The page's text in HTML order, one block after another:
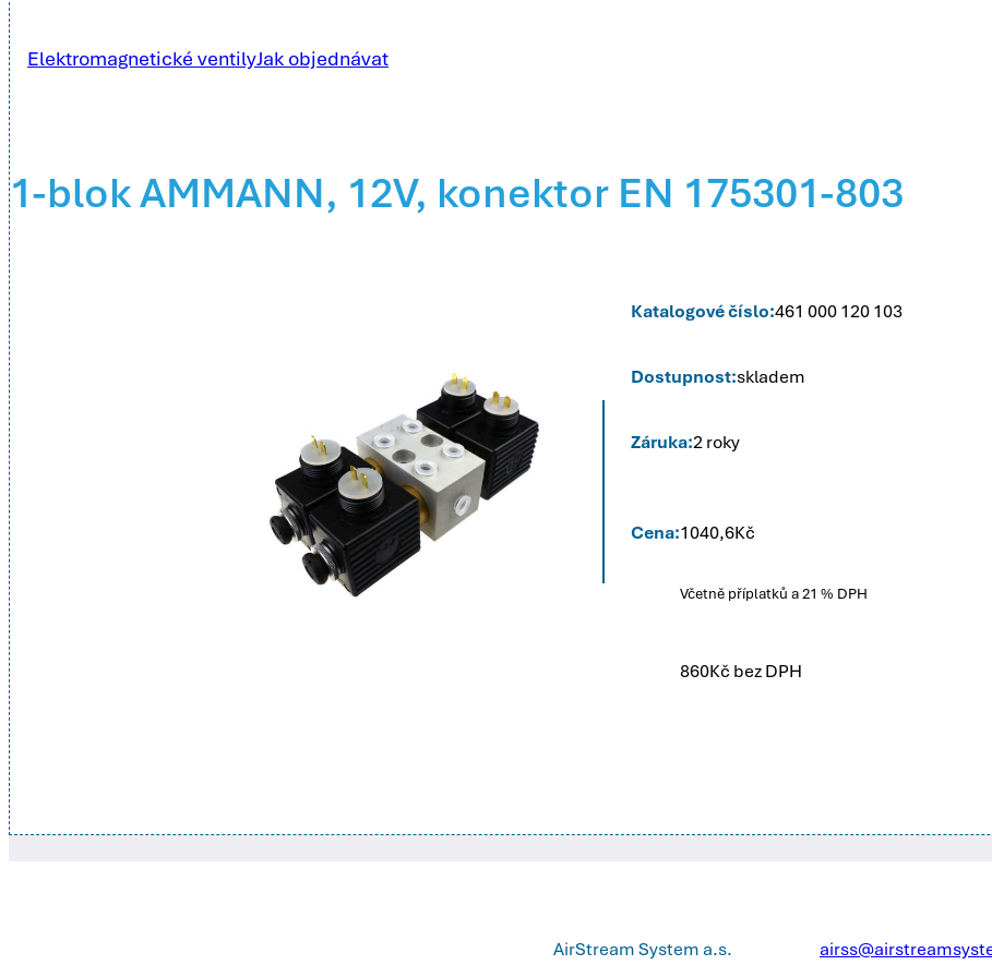
Elektromagnetické ventilyJak objednávat
1-blok AMMANN, 12V, konektor EN 175301-803
Katalogové číslo:461 000 120 103
Dostupnost:skladem
Záruka:2 roky
Cena:1040,6Kč
Včetně příplatků a 21 % DPH
860Kč bez DPH
AirStream System a.s.